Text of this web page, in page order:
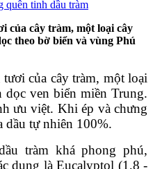
của cây tràm, một loại cây
theo bờ biển và vùng Phú
của cây tràm, một loại
ven biển miền Trung.
ưu việt. Khi ép và chưng
dầu tự nhiên 100%.
tràm khá phong phú,
dụng là Eucalyptol (1,8 -